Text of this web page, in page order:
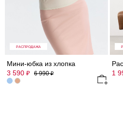
РАСПРОДАЖА
Мини-юбка из хлопка
3 590 ₽ 6 990₽
1